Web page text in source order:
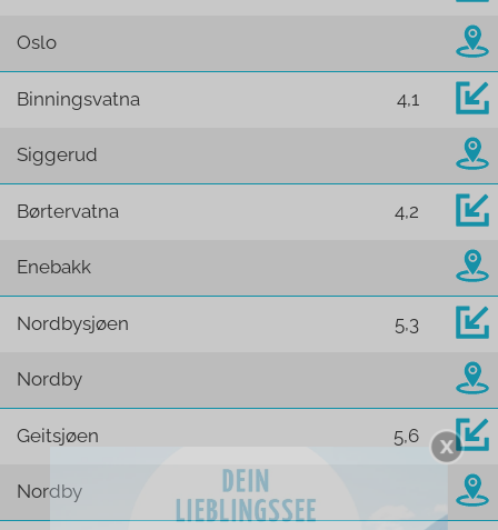
Oslo
Binningsvatna 4,1
Siggerud
Børtervatna 4,2
Enebakk
Nordbysjøen 5,3
Nordby
Geitsjøen 5,6
Nordby